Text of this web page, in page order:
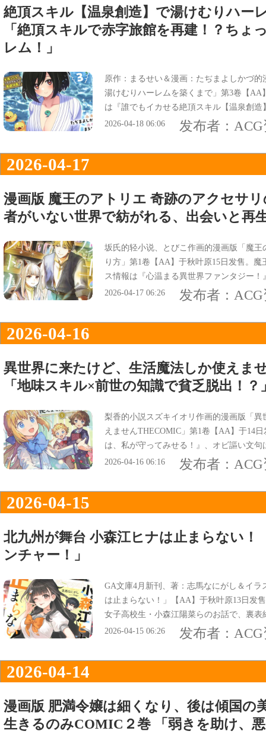
絶頂スキル【温泉創造】で湯けむりハー
「絶頂スキルで赤字旅館を再建！？ちょ
レム！」
原作：まるせい＆漫画：たぢまよしかづ
湯けむりハーレムを築くまで」第3卷【
は『誰でもイカせる絶頂スキル【温泉創
ょっぴりHな異世界ハーレム！』などにな
2026-04-18 06:06 发布者：
2026-04-17
漫画版 魔王のアトリエ 奇跡のアクセサ
者がいない世界で紡がれる、出会いと再
坂氏的轻小说、とびこ作画的漫画版「魔
り方」第1卷【AA】于秋叶原15日发售。
ス情報は『心温まる異世界ファンタジー
で紡がれる、出会いと再生の物語』などだ
2026-04-17 06:26 发布者：
2026-04-16
異世界に来たけど、生活魔法しか使えま
「地味スキル×前世の知識で貧乏脱出！？
梨香的小説スズキイオリ作画的漫画版「
えませんTHECOMIC」第1卷【AA】于14
は、私が守ってみせる！』、オビ謳い文
に…地味スキル×前世の知識で貧乏脱出！
2026-04-16 06:16 发布者：
2026-04-15
北九州が舞台 小森江ヒナは止まらない
ンチャー！」
GA文庫4月新刊、著：志馬なにがし＆イラ
は止まらない！」【AA】于秋叶原13日发
女子高校生・小森江陽菜らのお話で、裏
チャー！予測不能のノンストップコメディ
2026-04-15 06:26 发布者：
2026-04-14
漫画版 肥満令嬢は細くなり、後は傾国の
生きるのみCOMIC２巻 「弱きを助け、